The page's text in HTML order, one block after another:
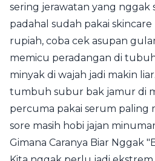
sering jerawatan yang
padahal sudah pakai
rupiah, coba cek asupan
memicu peradangan di
minyak di wajah jadi makin
tumbuh subur bak jamur di
percuma pakai serum paling
sore masih hobi jajan
Gimana Caranya Biar Nggak